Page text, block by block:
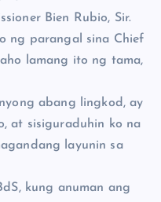
Bien Rubio, Sir.
ng parangal sina Chief
lamang ito ng tama,
abang lingkod, ay
at sisiguraduhin ko na
layunin sa
kung anuman ang